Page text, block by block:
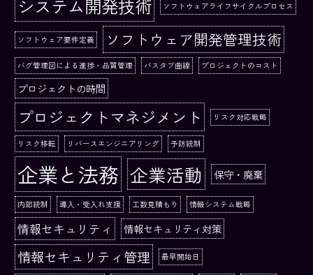
システム開発技術 ソフトウェアライフサイクルプロセス
ソフトウェア要件定義 ソフトウェア開発管理技術
バグ管理図による進捗・品質管理 バスタブ曲線 プロジェクトのコスト
プロジェクトの時間
プロジェクトマネジメント リスク対応戦略
リスク移転 リバースエンジニアリング 予防統制
企業と法務 企業活動 保守・廃棄
内部統制 導入・受入れ支援 工数見積もり 情報システム戦略
情報セキュリティ 情報セキュリティ対策
情報セキュリティ管理 最早開始日